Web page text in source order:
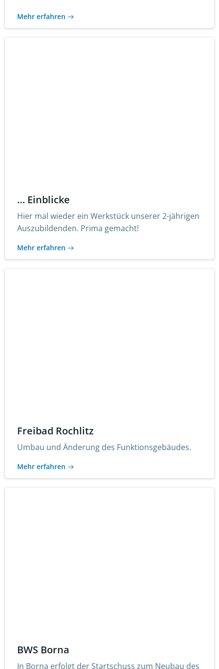
Mehr erfahren
… Einblicke
Hier mal wieder ein Werkstück unserer 2-jährigen
Auszubildenden. Prima gemacht!
Mehr erfahren
Freibad Rochlitz
Umbau und Änderung des Funktionsgebäudes.
Mehr erfahren
BWS Borna
In Borna erfolgt der Startschuss zum Neubau des